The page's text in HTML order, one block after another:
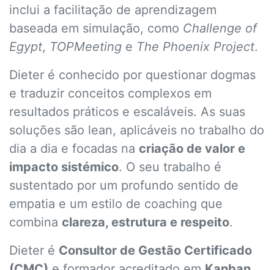
inclui a facilitação de aprendizagem
baseada em simulação, como Challenge of
Egypt, TOPMeeting e The Phoenix Project.
Dieter é conhecido por questionar dogmas
e traduzir conceitos complexos em
resultados práticos e escaláveis. As suas
soluções são lean, aplicáveis no trabalho do
dia a dia e focadas na criação de valor e
impacto sistémico. O seu trabalho é
sustentado por um profundo sentido de
empatia e um estilo de coaching que
combina clareza, estrutura e respeito.
Dieter é Consultor de Gestão Certificado